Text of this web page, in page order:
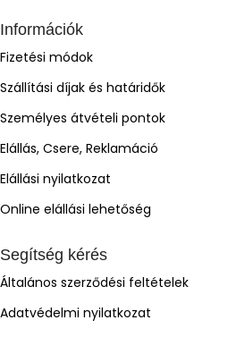
Információk
Fizetési módok
Szállítási díjak és határidők
Személyes átvételi pontok
Elállás, Csere, Reklamáció
Elállási nyilatkozat
Online elállási lehetőség
Segítség kérés
Általános szerződési feltételek
Adatvédelmi nyilatkozat